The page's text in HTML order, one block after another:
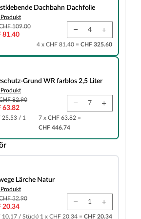
Dachbahn Dachfolie
109.00
81.40
4 x CHF 81.40 = CHF 325.60
2,5 Liter
Grund WR farblos 2,5 Liter
82.90
63.82
25.53 / 1
7 x CHF 63.82 =
CHF 446.74
Lärche Natur
32.90
20.34
10.17 / Stück) 1 x CHF 20.34 = CHF 20.34